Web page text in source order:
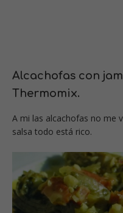
Alcachofas con
Thermomix.
A mi las alcachofas no me
salsa todo está rico.